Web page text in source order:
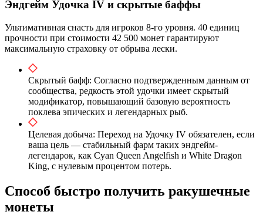
Эндгейм Удочка IV и скрытые баффы
Ультимативная снасть для игроков 8-го уровня. 40 единиц
прочности при стоимости 42 500 монет гарантируют
максимальную страховку от обрыва лески.
Скрытый бафф: Согласно подтвержденным данным от
сообщества, редкость этой удочки имеет скрытый
модификатор, повышающий базовую вероятность
поклева эпических и легендарных рыб.
Целевая добыча: Переход на Удочку IV обязателен, если
ваша цель — стабильный фарм таких эндгейм-
легендарок, как Cyan Queen Angelfish и White Dragon
King, с нулевым процентом потерь.
Способ быстро получить ракушечные
монеты